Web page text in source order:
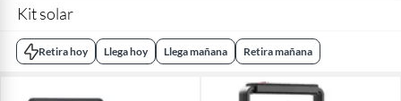
Kit solar
Retira hoy Llega hoy Llega mañana Retira mañana